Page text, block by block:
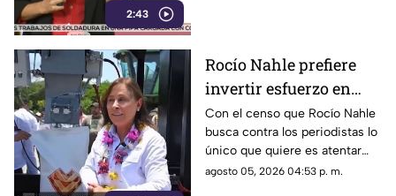
2:43
Rocío Nahle prefiere
invertir esfuerzo en
censar a periodistas
antes que en
protegerlos de la
violencia
Con el censo que Rocío Nahle
busca contra los periodistas lo
único que quiere es atentar
contra la libertad de expresión,
agosto 05, 2026 04:53 p. m.